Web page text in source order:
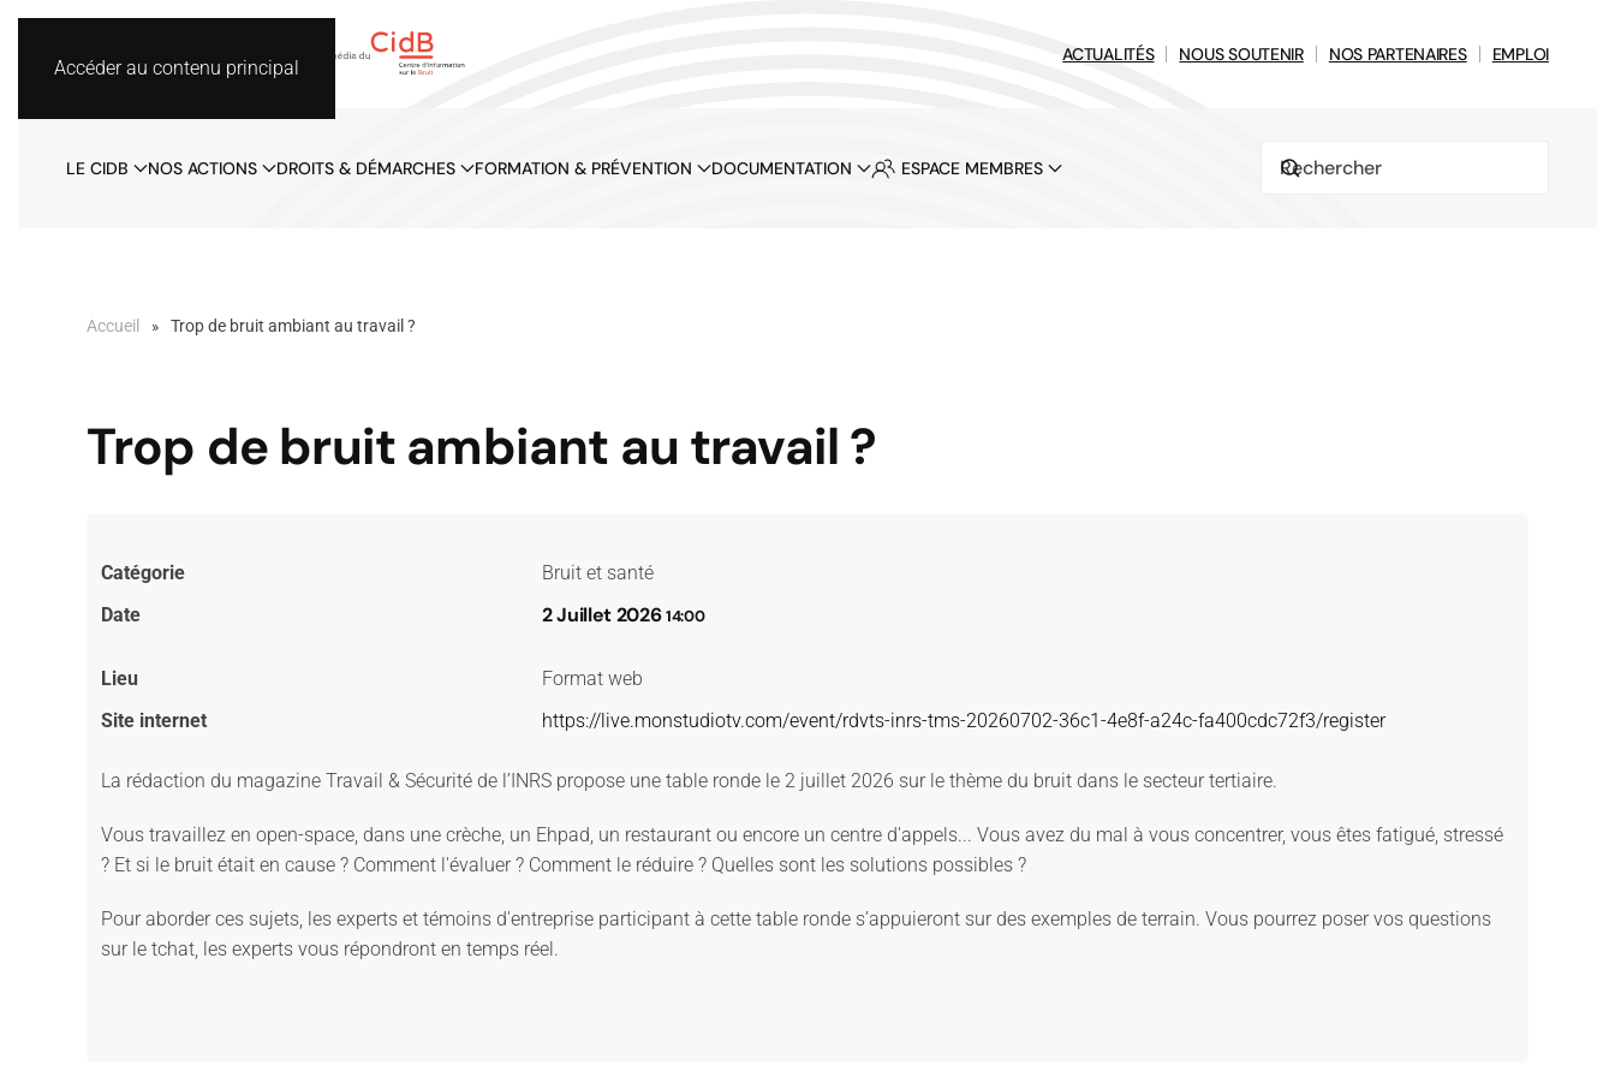
Accéder au contenu principal
ACTUALITÉS NOUS SOUTENIR NOS PARTENAIRES EMPLOI
LE CIDB NOS ACTIONS DROITS & DÉMARCHES FORMATION & PRÉVENTION DOCUMENTATION ESPACE MEMBRES
Accueil Trop de bruit ambiant au travail ?
Trop de bruit ambiant au travail ?
Catégorie
Bruit et santé
Date
2 Juillet 2026 14:00
Lieu
Format web
Site internet
https://live.monstudiotv.com/event/rdvts-inrs-tms-20260702-36c1-4e8f-a24c-fa400cdc72f3/register
La rédaction du magazine Travail & Sécurité de l’INRS propose une table ronde le 2 juillet 2026 sur le thème du bruit dans le secteur tertiaire.
Vous travaillez en open-space, dans une crèche, un Ehpad, un restaurant ou encore un centre d'appels... Vous avez du mal à vous concentrer, vous êtes fatigué, stressé
? Et si le bruit était en cause ? Comment l'évaluer ? Comment le réduire ? Quelles sont les solutions possibles ?
Pour aborder ces sujets, les experts et témoins d'entreprise participant à cette table ronde s’appuieront sur des exemples de terrain. Vous pourrez poser vos questions
sur le tchat, les experts vous répondront en temps réel.